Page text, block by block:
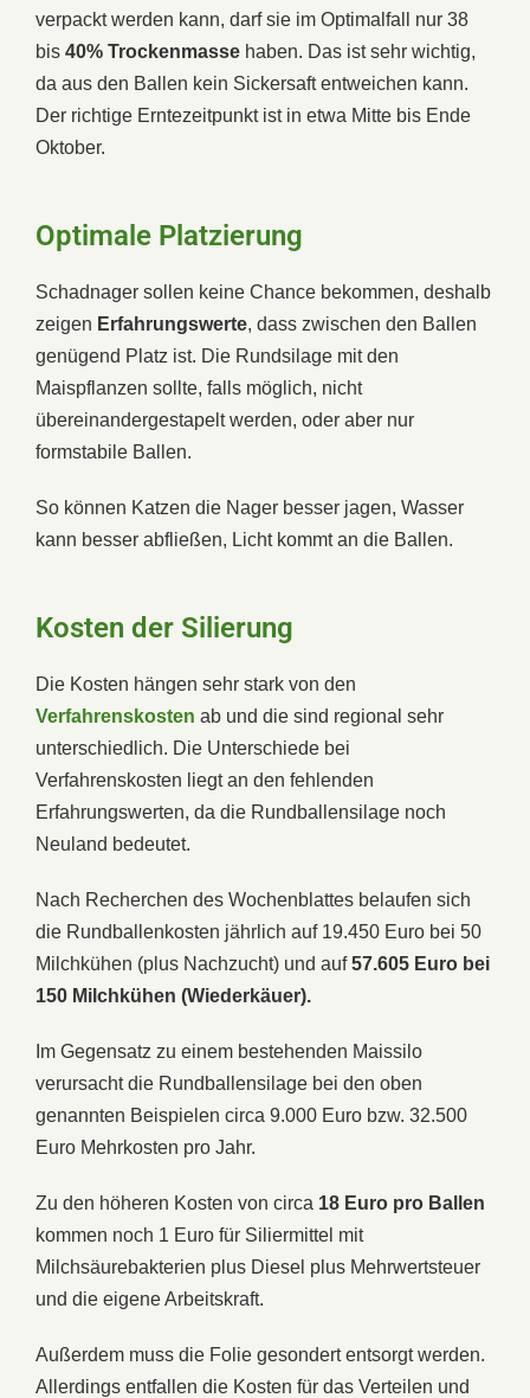
verpackt werden kann, darf sie im Optimalfall nur 38
bis 40% Trockenmasse haben. Das ist sehr wichtig,
da aus den Ballen kein Sickersaft entweichen kann.
Der richtige Erntezeitpunkt ist in etwa Mitte bis Ende
Oktober.
Optimale Platzierung
Schadnager sollen keine Chance bekommen, deshalb
zeigen Erfahrungswerte, dass zwischen den Ballen
genügend Platz ist. Die Rundsilage mit den
Maispflanzen sollte, falls möglich, nicht
übereinandergestapelt werden, oder aber nur
formstabile Ballen.
So können Katzen die Nager besser jagen, Wasser
kann besser abfließen, Licht kommt an die Ballen.
Kosten der Silierung
Die Kosten hängen sehr stark von den
Verfahrenskosten ab und die sind regional sehr
unterschiedlich. Die Unterschiede bei
Verfahrenskosten liegt an den fehlenden
Erfahrungswerten, da die Rundballensilage noch
Neuland bedeutet.
Nach Recherchen des Wochenblattes belaufen sich
die Rundballenkosten jährlich auf 19.450 Euro bei 50
Milchkühen (plus Nachzucht) und auf57.605 Euro bei
150 Milchkühen (Wiederkäuer).
Im Gegensatz zu einem bestehenden Maissilo
verursacht die Rundballensilage bei den oben
genannten Beispielen circa 9.000 Euro bzw. 32.500
Euro Mehrkosten pro Jahr.
Zu den höheren Kosten von circa 18 Euro pro Ballen
kommen noch 1 Euro für Siliermittel mit
Milchsäurebakterien plus Diesel plus Mehrwertsteuer
und die eigene Arbeitskraft.
Außerdem muss die Folie gesondert entsorgt werden.
Allerdings entfallen die Kosten für das Verteilen und